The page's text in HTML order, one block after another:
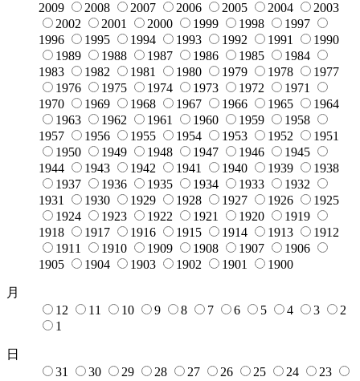
2009
2008 2007 2006 2005 2004
2003
2002
2001 2000 1999 1998
1997
1996
1995 1994 1993 1992 1991
1990
1989
1988 1987 1986 1985
1984
1983
1982 1981 1980 1979 1978
1977
1976
1975 1974 1973 1972
1971
1970
1969 1968 1967 1966 1965
1964
1963
1962 1961 1960 1959
1958
1957
1956 1955 1954 1953 1952
1951
1950
1949 1948 1947 1946
1945
1944
1943 1942 1941 1940 1939
1938
1937
1936 1935 1934 1933
1932
1931
1930 1929 1928 1927 1926
1925
1924
1923 1922 1921 1920
1919
1918
1917 1916 1915 1914 1913
1912
1911
1910 1909 1908 1907
1906
1905
1904 1903 1902 1901 1900
月
12
11 10 9 8 7 6 5 4 3
2
1
日
31
30 29 28 27 26 25 24
23